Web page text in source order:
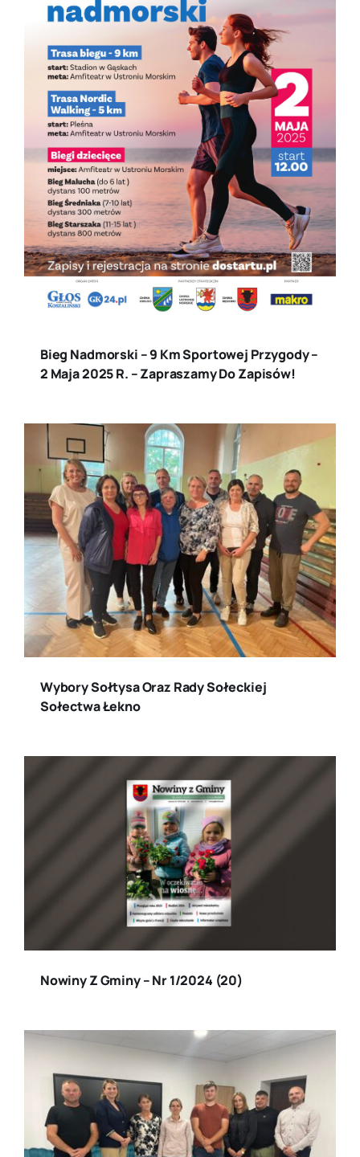
Bieg Nadmorski – 9 Km Sportowej Przygody –
2 Maja 2025 R. – Zapraszamy Do Zapisów!
Wybory Sołtysa Oraz Rady Sołeckiej
Sołectwa Łekno
Nowiny Z Gminy – Nr 1/2024 (20)